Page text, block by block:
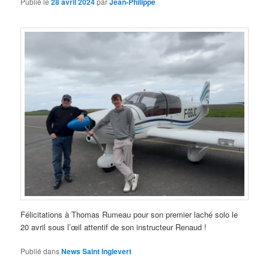
Félicitations à Thomas Rumeau pour son premier laché solo le
20 avril sous l’œil attentif de son instructeur Renaud !
Publié dansNews Saint Inglevert